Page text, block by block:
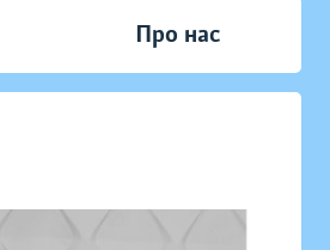
Про нас